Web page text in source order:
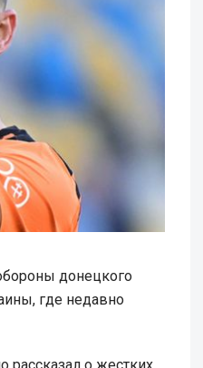
донецкого
где недавно